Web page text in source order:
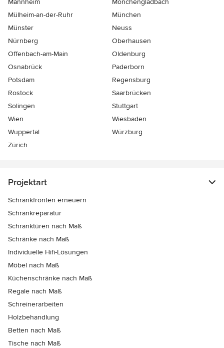
Mannheim
Mönchen­gladbach
Mülheim-an-der-Ruhr
München
Münster
Neuss
Nürnberg
Oberhausen
Offenbach-am-Main
Oldenburg
Osnabrück
Paderborn
Potsdam
Regensburg
Rostock
Saarbrücken
Solingen
Stuttgart
Wien
Wiesbaden
Wuppertal
Würzburg
Zürich
Projektart
Schrankfronten erneuern
Schrankreparatur
Schranktüren nach Maß
Schränke nach Maß
Individuelle Hifi-Lösungen
Möbel nach Maß
Küchenschränke nach Maß
Regale nach Maß
Schreinerarbeiten
Holzbehandlung
Betten nach Maß
Tische nach Maß